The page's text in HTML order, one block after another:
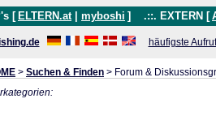
[ ELTERN.at myboshi ] .::. EXTERN [
häufigste
> Suchen & Finden > Forum &